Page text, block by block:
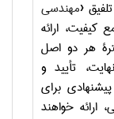
‹مهندسی
کیفیت، ارائه
هر دو اصل
تأیید و
برای
خواهند